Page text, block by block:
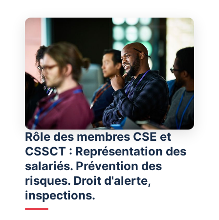
Rôle des membres CSE et
CSSCT : Représentation des
salariés. Prévention des
risques. Droit d'alerte,
inspections.